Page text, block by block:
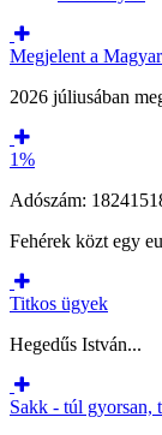
Megjelent a
2026 júliusában
1%
Adószám:
Fehérek közt egy
Titkos ügyek
Hegedűs István...
Sakk - túl gyorsan,